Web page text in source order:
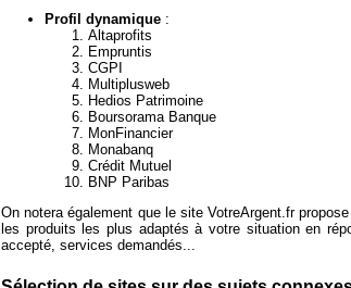
Profil dynamique :
Altaprofits
Empruntis
CGPI
Multiplusweb
Hedios Patrimoine
Boursorama Banque
MonFinancier
Monabanq
Crédit Mutuel
BNP Paribas
On notera également que le site VotreArgent.fr
les produits les plus adaptés à votre situation en
accepté, services demandés...